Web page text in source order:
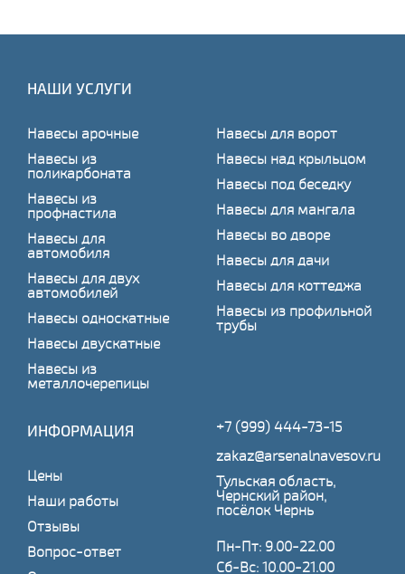
НАШИ УСЛУГИ
Навесы арочные
Навесы из
поликарбоната
Навесы из
профнастила
Навесы для
автомобиля
Навесы для двух
автомобилей
Навесы односкатные
Навесы двускатные
Навесы из
металлочерепицы
Навесы для ворот
Навесы над крыльцом
Навесы под беседку
Навесы для мангала
Навесы во дворе
Навесы для дачи
Навесы для коттеджа
Навесы из профильной
трубы
ИНФОРМАЦИЯ
Цены
Наши работы
Отзывы
Вопрос-ответ
+7 (999) 444-73-15
zakaz@arsenalnavesov.ru
Тульская область,
Чернский район,
посёлок Чернь
Пн-Пт: 9.00-22.00
Сб-Вс: 10.00-21.00